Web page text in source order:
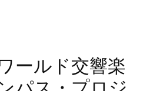
ールド交響楽